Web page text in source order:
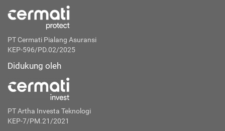
PT Cermati Pialang Asuransi
KEP-596/PD.02/2025
Didukung oleh
PT Artha Investa Teknologi
KEP-7/PM.21/2021